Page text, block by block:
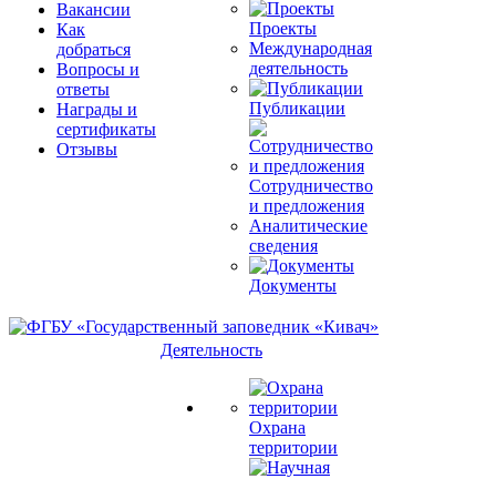
Вакансии
Как
добраться
Вопросы и
ответы
Награды и
сертификаты
Отзывы
Проекты
Международная
деятельность
Публикации
Сотрудничество
и предложения
Аналитические
сведения
Документы
Деятельность
Охрана
территории